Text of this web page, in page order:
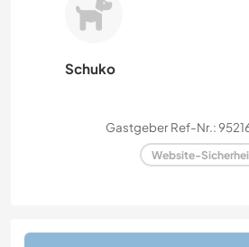
Schuko
Gastgeber Ref-Nr.:
Website-